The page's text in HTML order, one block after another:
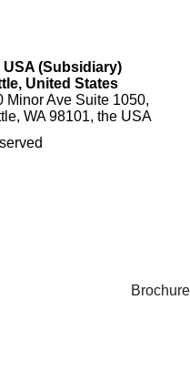
USA (Subsidiary)
United States
Minor Ave Suite 1050,
WA 98101, the USA
Brochure